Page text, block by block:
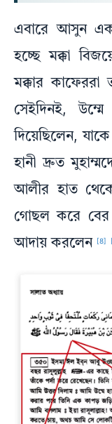
এবারে আসুন
হচ্ছে মক্কা
মক্কার কাফেররা
সেইদিনই,
দিয়েছিলেন,
হানী দ্রুত
আলীর হাত
গোছল করে বের
আদায় করলেন
[8]